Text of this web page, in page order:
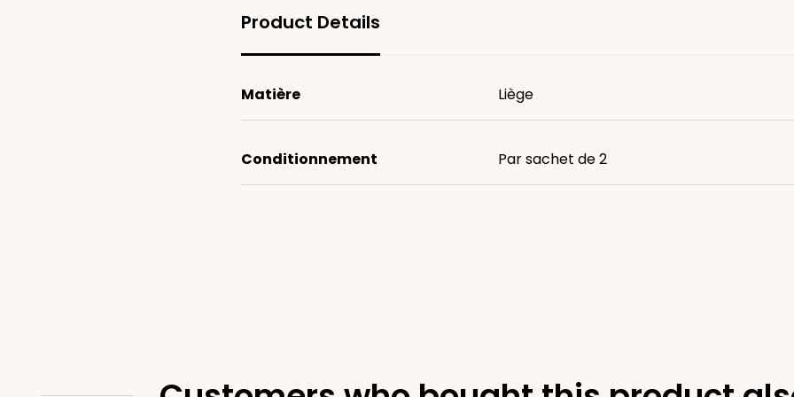
Product Details
Matière Liège
Conditionnement Par sachet de 2